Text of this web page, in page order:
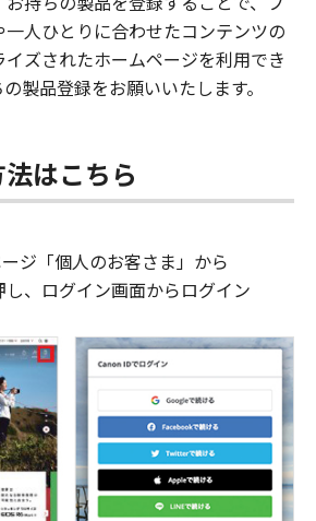
人ひとりに合わせたコンテンツの
ズされたホームページを利用でき
製品登録をお願いいたします。
はこちら
ジ「個人のお客さま」から
、ログイン画面からログイン